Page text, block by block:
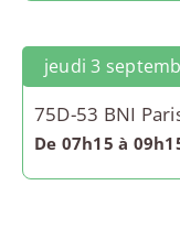
jeudi 3
75D-53 BNI
De 07h15 à